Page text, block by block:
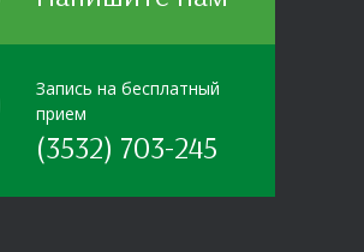
Запись на бесплатный
прием
(3532) 703-245